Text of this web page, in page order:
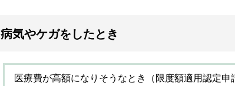
病気やケガをしたとき
医療費が高額になりそうなとき（限度額適用認定申